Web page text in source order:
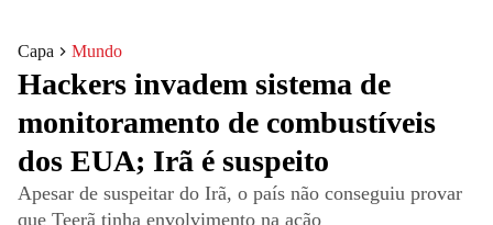
Capa Mundo
Hackers invadem sistema de
monitoramento de combustíveis
dos EUA; Irã é suspeito
Apesar de suspeitar do Irã, o país não conseguiu provar
que Teerã tinha envolvimento na ação